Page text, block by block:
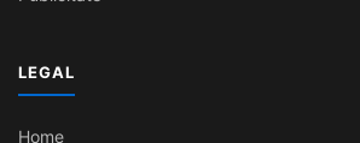
LEGAL
Home